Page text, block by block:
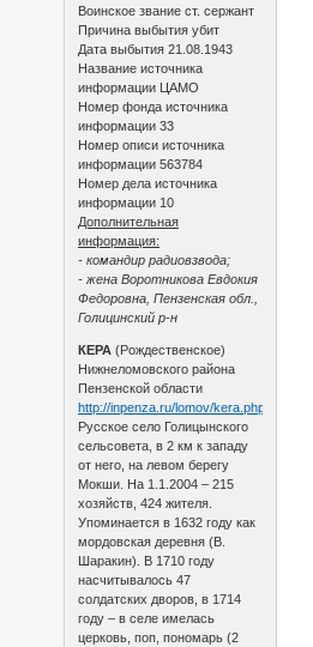
Воинское звание ст. сержант
Причина выбытия убит
Дата выбытия 21.08.1943
Название источника
информации ЦАМО
Номер фонда источника
информации 33
Номер описи источника
информации 563784
Номер дела источника
информации 10
Дополнительная
информация:
- командир радиовзвода;
- жена Воротникова Евдокия
Федоровна, Пензенская обл.,
Голицинский р-н
КЕРА(Рождественское)
Нижнеломовского района
Пензенской области
http://inpenza.ru/lomov/kera.php
Русское село Голицынского
сельсовета, в 2 км к западу
от него, на левом берегу
Мокши. На 1.1.2004 – 215
хозяйств, 424 жителя.
Упоминается в 1632 году как
мордовская деревня (В.
Шаракин). В 1710 году
насчитывалось 47
солдатских дворов, в 1714
году – в селе имелась
церковь, поп, пономарь (2